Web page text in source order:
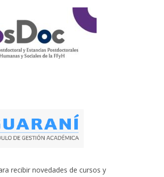
recibir novedades de cursos y